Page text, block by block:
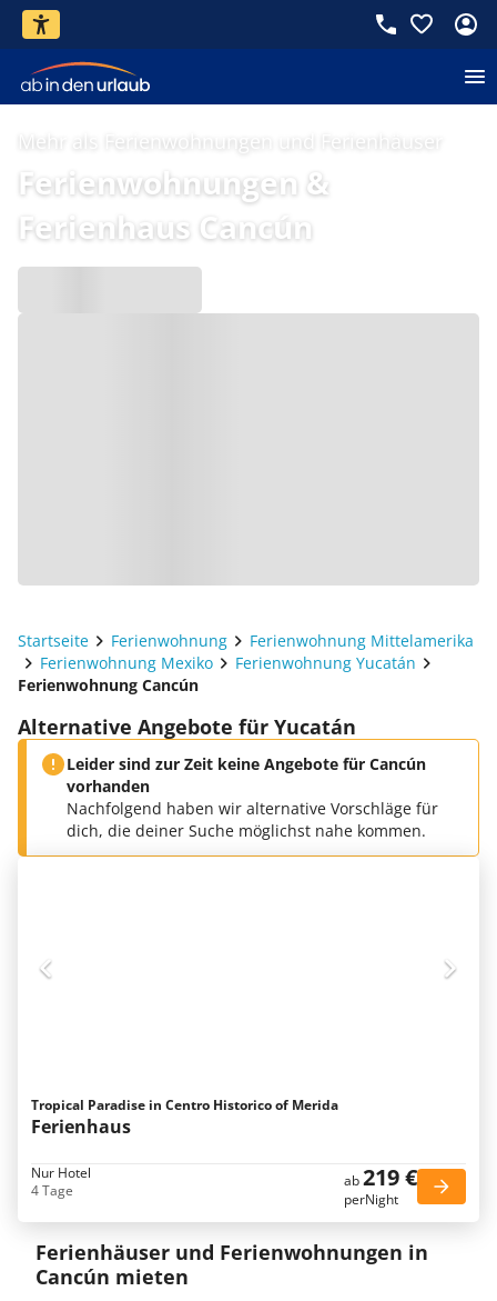
Mehr als Ferienwohnungen und Ferienhäuser
Ferienwohnungen &
Ferienhaus Cancún
Startseite Ferienwohnung
Ferienwohnung Mittelamerika
Ferienwohnung Mexiko
Ferienwohnung Yucatán
Ferienwohnung Cancún
Alternative Angebote für Yucatán
Leider sind zur Zeit keine Angebote für Cancún
vorhanden
Nachfolgend haben wir alternative Vorschläge für
dich, die deiner Suche möglichst nahe kommen.
Tropical Paradise in Centro Historico of Merida
Ferienhaus
Nur Hotel
4 Tage
ab219 €
perNight
Ferienhäuser und Ferienwohnungen in
Cancún mieten